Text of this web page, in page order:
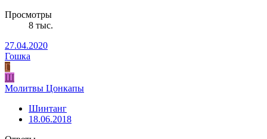
Просмотры
8 тыс.
27.04.2020
Гошка
Г
Ш
Молитвы Цонкапы
Шинтанг
18.06.2018